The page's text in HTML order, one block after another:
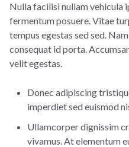
Nulla facilisi nullam vehicula
fermentum posuere. Vitae
tempus egestas sed sed.
consequat id porta.
velit egestas.
Donec adipiscing
imperdiet sed euismod
Ullamcorper dignissim
vivamus. At elementum